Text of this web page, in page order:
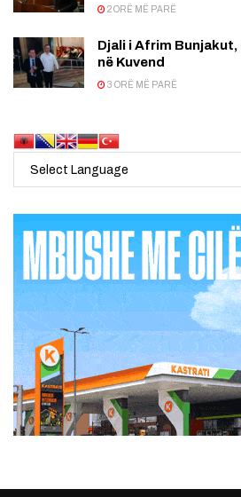
2 ORË MË PARË
Djali i Afrim
në Kuvend
3 ORË MË PARË